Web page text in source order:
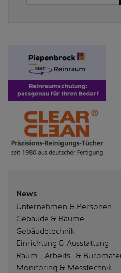
News
Unternehmen & Personen
Gebäude & Räume
Gebäudetechnik
Einrichtung & Ausstattung
Raum-, Arbeits- &
Monitoring & Messtechnik